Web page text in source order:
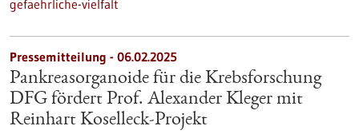
gefaehrliche-vielfalt
Pressemitteilung - 06.02.2025
Pankreasorganoide für die Krebsforschung
DFG fördert Prof. Alexander Kleger mit
Reinhart Koselleck-Projekt